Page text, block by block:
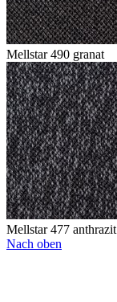
Mellstar 490 granat
Mellstar 477 anthrazit
Nach oben